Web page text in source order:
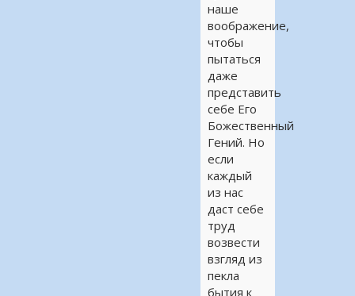
наше
воображение,
чтобы
пытаться
даже
представить
себе Его
Божественный
Гений. Но
если
каждый
из нас
даст себе
труд
возвести
взгляд из
пекла
бытия к